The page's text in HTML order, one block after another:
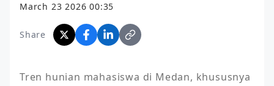
March 23 2026 00:35
Share
Tren hunian mahasiswa di Medan, khususnya